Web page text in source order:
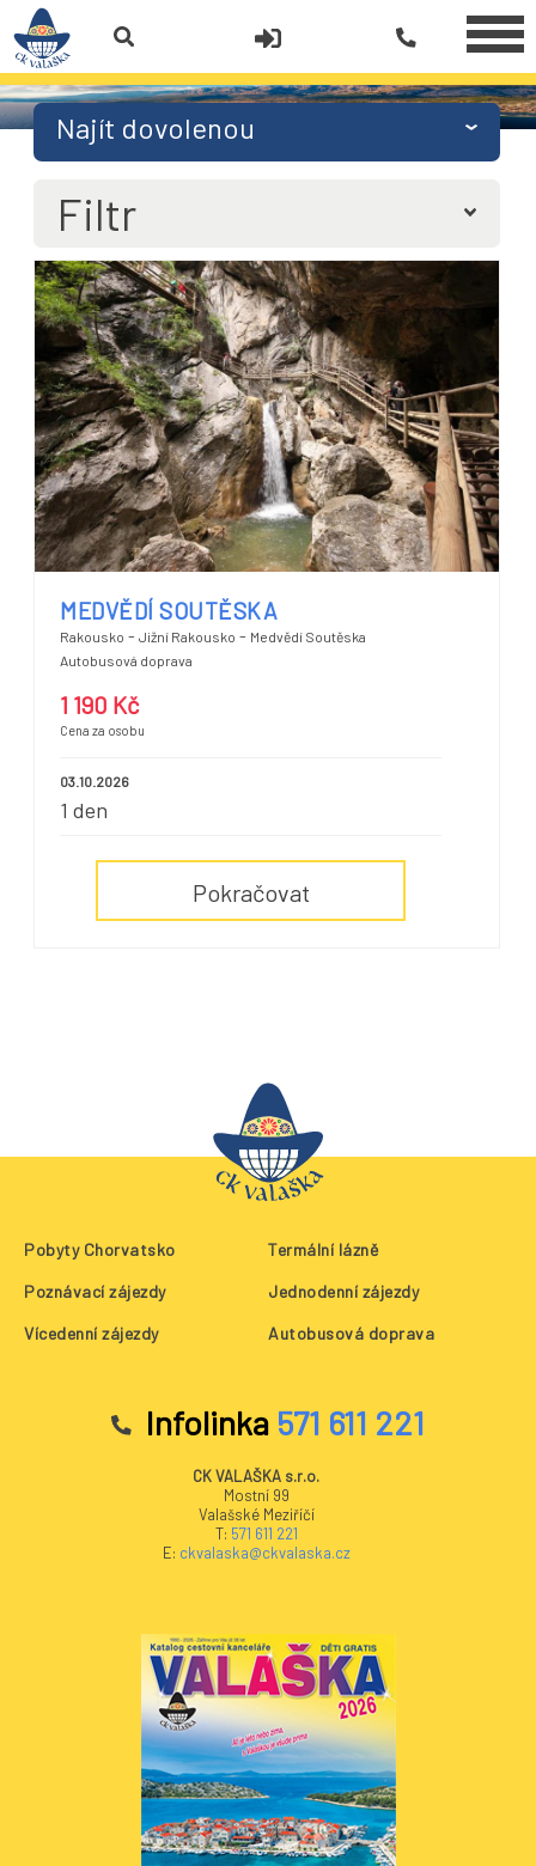
Najít dovolenou
Filtr
MEDVĚDÍ SOUTĚSKA
Rakousko - Jižní Rakousko - Medvědí Soutěska
Autobusová doprava
1 190 Kč
Cena za osobu
03.10.2026
1 den
Pokračovat
Pobyty Chorvatsko Termální lázně
Poznávací zájezdy Jednodenní zájezdy
Vícedenní zájezdy Autobusová doprava
Infolinka 571 611 221
CK VALAŠKA s.r.o.
Mostní 99
Valašské Meziříčí
T: 571 611 221
E: ckvalaska@ckvalaska.cz